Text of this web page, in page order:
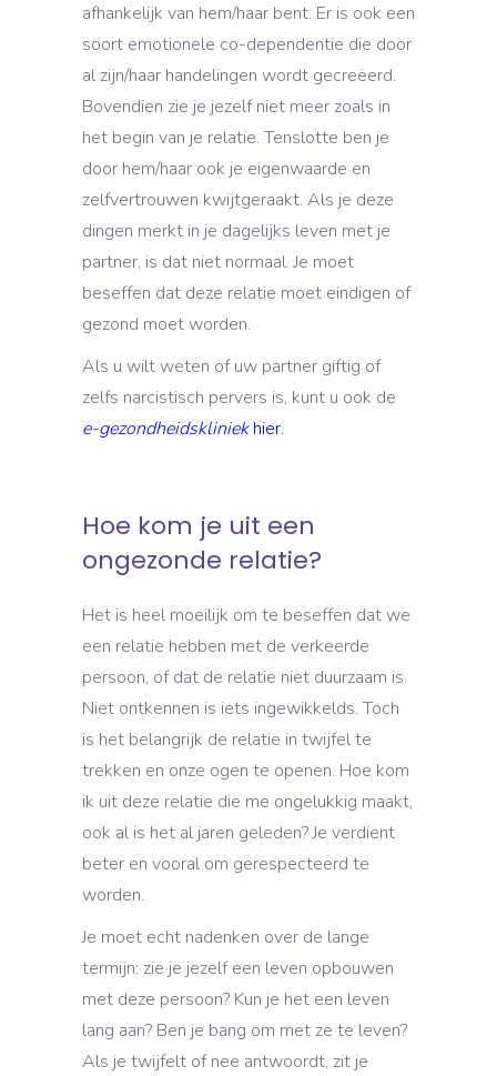
afhankelijk van hem/haar bent. Er is ook een
soort emotionele co-dependentie die door
al zijn/haar handelingen wordt gecreëerd.
Bovendien zie je jezelf niet meer zoals in
het begin van je relatie. Tenslotte ben je
door hem/haar ook je eigenwaarde en
zelfvertrouwen kwijtgeraakt. Als je deze
dingen merkt in je dagelijks leven met je
partner, is dat niet normaal. Je moet
beseffen dat deze relatie moet eindigen of
gezond moet worden.
Als u wilt weten of uw partner giftig of
zelfs narcistisch pervers is, kunt u ook de
e-gezondheidskliniekhier.
Hoe kom je uit een
ongezonde relatie?
Het is heel moeilijk om te beseffen dat we
een relatie hebben met de verkeerde
persoon, of dat de relatie niet duurzaam is.
Niet ontkennen is iets ingewikkelds. Toch
is het belangrijk de relatie in twijfel te
trekken en onze ogen te openen. Hoe kom
ik uit deze relatie die me ongelukkig maakt,
ook al is het al jaren geleden? Je verdient
beter en vooral om gerespecteerd te
worden.
Je moet echt nadenken over de lange
termijn: zie je jezelf een leven opbouwen
met deze persoon? Kun je het een leven
lang aan? Ben je bang om met ze te leven?
Als je twijfelt of nee antwoordt, zit je